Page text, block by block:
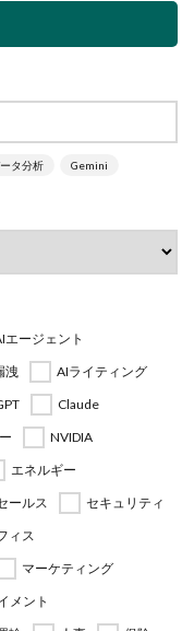
タ分析 Gemini
エージェント
洩
AIライティング
Claude
NVIDIA
エネルギー
ールス
セキュリティ
ィス
マーケティング
メント